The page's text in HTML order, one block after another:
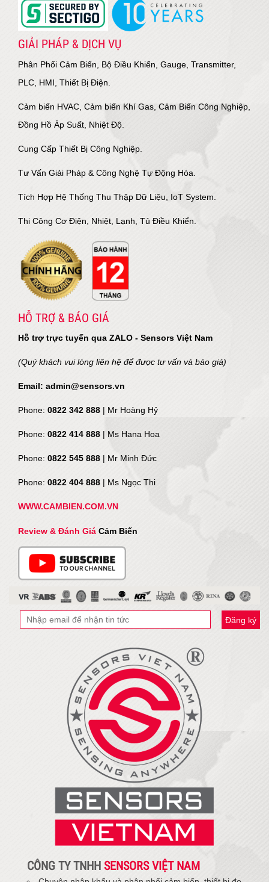
GIẢI PHÁP & DỊCH VỤ
Phân Phối Cảm Biến, Bộ Điều Khiển, Gauge, Transmitter,
PLC, HMI, Thiết Bị Điện.
Cảm biến HVAC, Cảm biến Khí Gas, Cảm Biến Công Nghiệp,
Đồng Hồ Áp Suất, Nhiệt Độ.
Cung Cấp Thiết Bị Công Nghiệp.
Tư Vấn Giải Pháp & Công Nghệ Tự Động Hóa.
Tích Hợp Hệ Thống Thu Thập Dữ Liệu, IoT System.
Thi Công Cơ Điện, Nhiệt, Lạnh, Tủ Điều Khiển.
HỖ TRỢ & BÁO GIÁ
Hỗ trợ trực tuyến qua ZALO - Sensors Việt Nam
(Quý khách vui lòng liên hệ để được tư vấn và báo giá)
Email: admin@sensors.vn
Phone: 0822 342 888 | Mr Hoàng Hỷ
Phone: 0822 414 888 | Ms Hana Hoa
Phone: 0822 545 888 | Mr Minh Đức
Phone: 0822 404 888 | Ms Ngọc Thi
WWW.CAMBIEN.COM.VN
Review & Đánh Giá Cảm Biến
Đăng ký
CÔNG TY TNHH SENSORS VIỆT NAM